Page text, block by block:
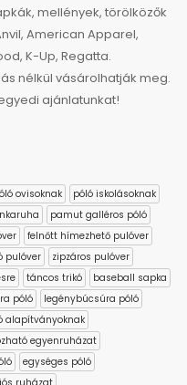
mellények, törölközők
American Apparel,
K-Up, Regatta.
nélkül vásárolhatják meg.
ajánlatunkat!
ovisoknak
póló iskolásoknak
pamut galléros póló
felnőtt hímezhető pulóver
pulóver
zipzáros pulóver
táncos trikó
baseball sapka
póló
legénybúcsúra póló
alapítványoknak
egyenruházat
egységes póló